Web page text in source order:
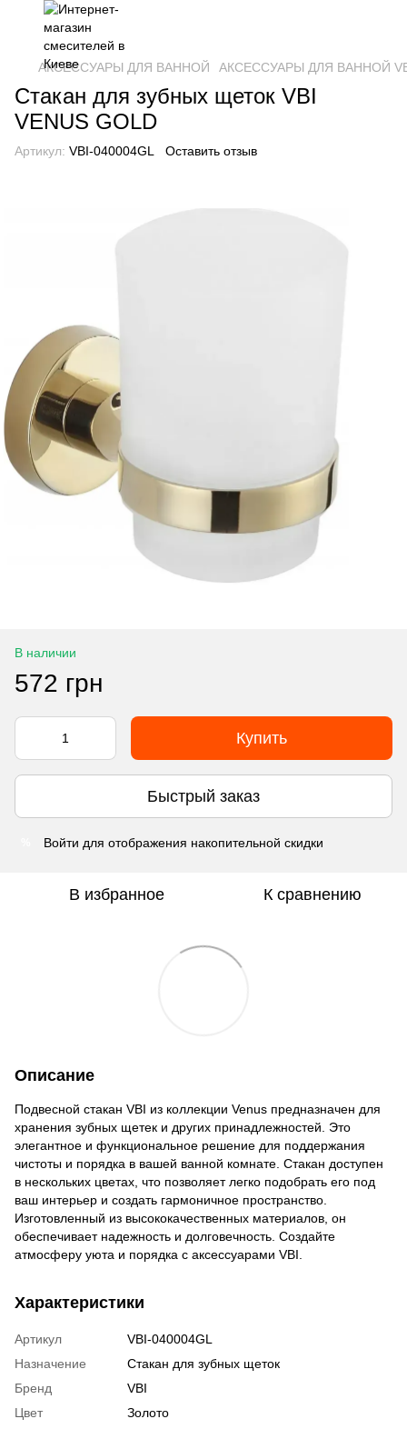
АКСЕССУАРЫ ДЛЯ ВАННОЙ АКСЕССУАРЫ ДЛЯ ВАННОЙ
Стакан для зубных щеток VBI
VENUS GOLD
Артикул: VBI-040004GL Оставить отзыв
В наличии
572 грн
Купить
Быстрый заказ
Войти для отображения накопительной скидки
В избранное К сравнению
Описание
Подвесной стакан VBI из коллекции Venus предназначен для
хранения зубных щетек и других принадлежностей. Это
элегантное и функциональное решение для поддержания
чистоты и порядка в вашей ванной комнате. Стакан доступен
в нескольких цветах, что позволяет легко подобрать его под
ваш интерьер и создать гармоничное пространство.
Изготовленный из высококачественных материалов, он
обеспечивает надежность и долговечность. Создайте
атмосферу уюта и порядка с аксессуарами VBI.
Характеристики
Артикул
VBI-040004GL
Назначение
Стакан для зубных щеток
Бренд
VBI
Цвет
Золото